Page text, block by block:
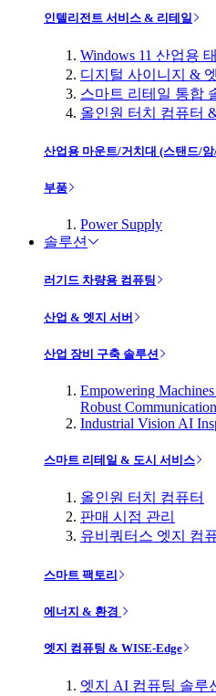
인텔리전트 서비스 & 리테일
Windows 11 산업용
디지털 사이니지 &
스마트 리테일 통합
올인원 터치 컴퓨터
산업용 마운트/거치대 (스탠드/
부품
Power Supply
솔루션
러기드 차량용 컴퓨팅
산업 & 엣지 서버
산업 장비 구축 솔루션
Empowering
Robust Communication
Industrial Vision AI
스마트 리테일 & 도시 서비스
올인원 터치 컴퓨터
판매 시점 관리
유비쿼터스 엣지 컴
스마트 팩토리
에너지 & 환경
엣지 컴퓨팅 & WISE-Edge
엣지 AI 컴퓨팅 솔루